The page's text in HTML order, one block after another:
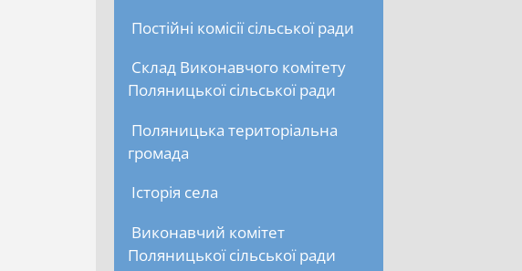
Постійні комісії сільської ради
Склад Виконавчого комітету
Поляницької сільської ради
Поляницька територіальна
громада
Історія села
Виконавчий комітет
Поляницької сільської ради